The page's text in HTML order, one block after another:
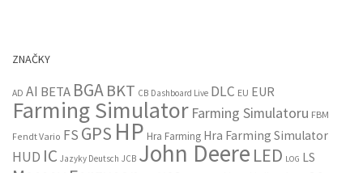
ZNAČKY
AD AI BETA BGABKT CB Dashboard Live DLC EU EUR
Farming Simulator Farming Simulatoru FBM
Fendt Vario FS GPS HP Hra Farming Hra Farming Simulator
HUD IC Jazyky Deutsch JCB John Deere LED LOG LS